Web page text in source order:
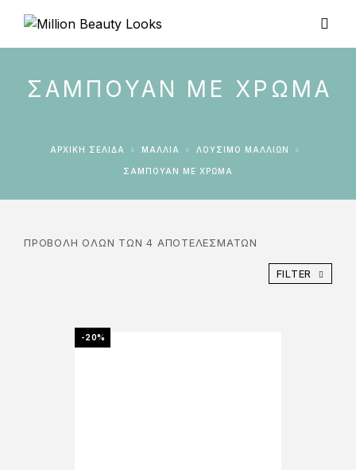
ΣΑΜΠΟΥΆΝ ΜΕ ΧΡΏΜΑ
ΑΡΧΙΚΉ ΣΕΛΊΔΑ ΜΑΛΛΙΑ ΛΟΎΣΙΜΟ ΜΑΛΛΙΏΝ
ΣΑΜΠΟΥΆΝ ΜΕ ΧΡΏΜΑ
ΠΡΟΒΟΛΉ ΌΛΩΝ ΤΩΝ 4 ΑΠΟΤΕΛΕΣΜΆΤΩΝ
FILTER
-20%